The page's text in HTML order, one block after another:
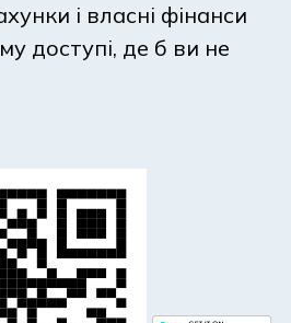
і власні фінанси
доступі, де б ви не